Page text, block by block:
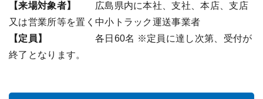
【来場対象者】
広島県内に本社、支社、本店、支店
又は営業所等を置く中小トラック運送事業者
【定員】
各日60名 ※定員に達し次第、受付が
終了となります。